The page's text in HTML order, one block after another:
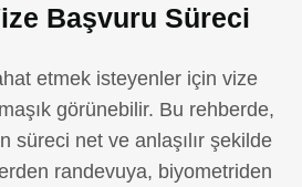
Başvuru Süreci
etmek isteyenler için vize
görünebilir. Bu rehberde,
süreci net ve anlaşılır şekilde
randevuya, biyometriden